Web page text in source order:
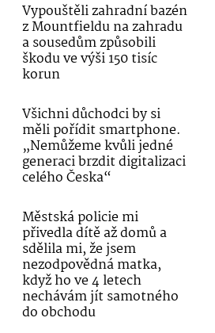
Vypouštěli zahradní bazén
z Mountfieldu na zahradu
a sousedům způsobili
škodu ve výši 150 tisíc
korun
Všichni důchodci by si
měli pořídit smartphone.
„Nemůžeme kvůli jedné
generaci brzdit digitalizaci
celého Česka“
Městská policie mi
přivedla dítě až domů a
sdělila mi, že jsem
nezodpovědná matka,
když ho ve 4 letech
nechávám jít samotného
do obchodu